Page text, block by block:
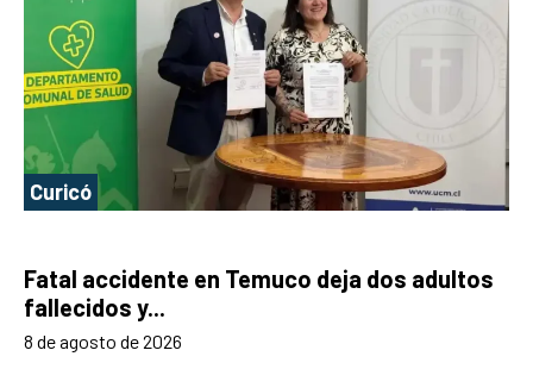
Curicó
Fatal accidente en Temuco deja dos adultos
fallecidos y...
8 de agosto de 2026